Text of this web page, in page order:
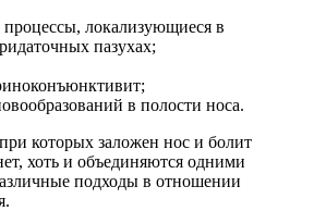
процессы, локализующиеся в
пазухах;
в полости носа.
которых заложен нос и болит
хоть и объединяются одними
подходы в отношении